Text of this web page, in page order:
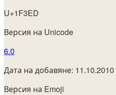
U+1F3ED
Версия на Unicode
6.0
Дата на добавяне: 11.10.2010
Версия на Emoji